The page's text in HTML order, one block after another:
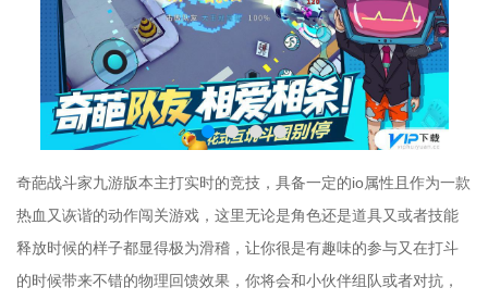
奇葩战斗家九游版本主打实时的竞技，具备一定的io属性且作为一款
热血又诙谐的动作闯关游戏，这里无论是角色还是道具又或者技能
释放时候的样子都显得极为滑稽，让你很是有趣味的参与又在打斗
的时候带来不错的物理回馈效果，你将会和小伙伴组队或者对抗，